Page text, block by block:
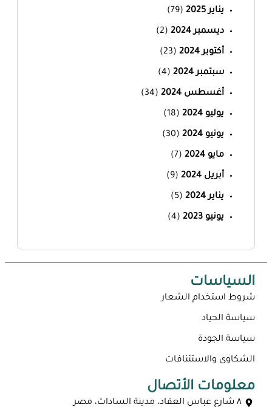
يناير 2025 (79)
ديسمبر 2024 (2)
أكتوبر 2024 (23)
سبتمبر 2024 (4)
أغسطس 2024 (34)
يوليو 2024 (18)
يونيو 2024 (30)
مايو 2024 (7)
أبريل 2024 (9)
يناير 2024 (5)
يونيو 2023 (4)
السياسات
شروط استخدام الشعار
سياسة الحياد
سياسة الجودة
الشكاوى والاستئنافات
معلومات الأتصال
٨ شارع عباس العقاد، مدينة السادات، مصر